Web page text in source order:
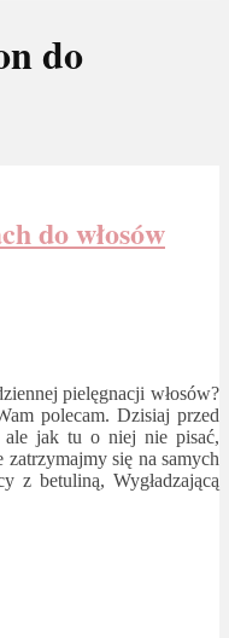
do
do włosów
pielęgnacji włosów?
polecam. Dzisiaj przed
jak tu o niej nie pisać,
się na samych
z betuliną, Wygładzającą